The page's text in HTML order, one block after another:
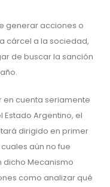
generar acciones o
cárcel a la sociedad,
de buscar la sanción
en cuenta seriamente
Argentino, el
dirigido en primer
aún no fue
dicho Mecanismo
como analizar qué